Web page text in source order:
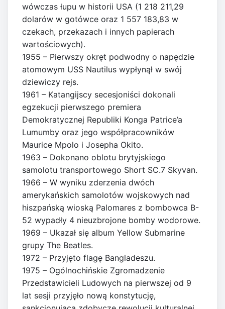
wówczas łupu w historii USA (1 218 211,29
dolarów w gotówce oraz 1 557 183,83 w
czekach, przekazach i innych papierach
wartościowych).
1955 – Pierwszy okręt podwodny o napędzie
atomowym USS Nautilus wypłynął w swój
dziewiczy rejs.
1961 – Katangijscy secesjoniści dokonali
egzekucji pierwszego premiera
Demokratycznej Republiki Konga Patrice’a
Lumumby oraz jego współpracowników
Maurice Mpolo i Josepha Okito.
1963 – Dokonano oblotu brytyjskiego
samolotu transportowego Short SC.7 Skyvan.
1966 – W wyniku zderzenia dwóch
amerykańskich samolotów wojskowych nad
hiszpańską wioską Palomares z bombowca B-
52 wypadły 4 nieuzbrojone bomby wodorowe.
1969 – Ukazał się album Yellow Submarine
grupy The Beatles.
1972 – Przyjęto flagę Bangladeszu.
1975 – Ogólnochińskie Zgromadzenie
Przedstawicieli Ludowych na pierwszej od 9
lat sesji przyjęło nową konstytucję,